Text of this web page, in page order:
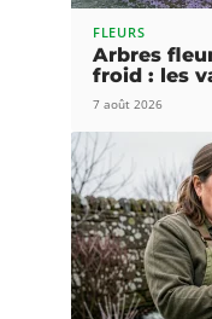
FLEURS
Arbres
froid : les
7 août 2026